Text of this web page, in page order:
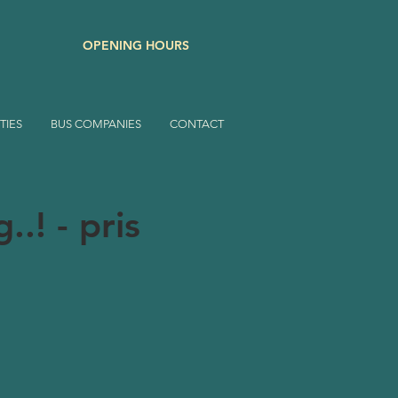
OPENING HOURS
BUS COMPANIES CONTACT
- pris